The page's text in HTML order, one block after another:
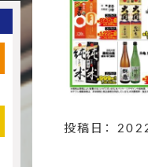
投稿日：